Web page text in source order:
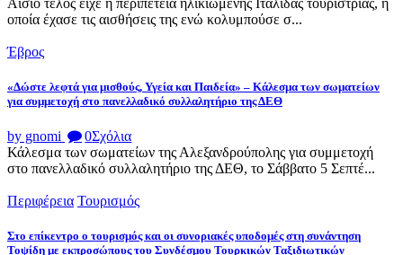
οποία έχασε τις αισθήσεις της ενώ κολυμπούσε σ...
Έβρος
«Δώστε λεφτά για μισθούς, Υγεία και Παιδεία» – Κάλεσμα των σωματείων
για συμμετοχή στο πανελλαδικό συλλαλητήριο της ΔΕΘ
by gnomi 0Σχόλια
Κάλεσμα των σωματείων της Αλεξανδρούπολης για συμμετοχή
στο πανελλαδικό συλλαλητήριο της ΔΕΘ, το Σάββατο 5 Σεπτέ...
Περιφέρεια Τουρισμός
Στο επίκεντρο ο τουρισμός και οι συνοριακές υποδομές στη συνάντηση
Τοψίδη με εκπροσώπους του Συνδέσμου Τουρκικών Ταξιδιωτικών